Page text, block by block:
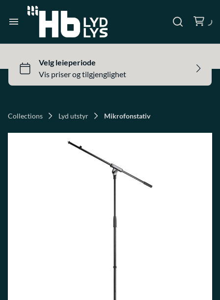
Heim
Produkter
Lys utstyr
Telt og tilbehør
Scene og tilbehør
Kontakt oss
Collections Lyd utstyr Mikrofonstativ